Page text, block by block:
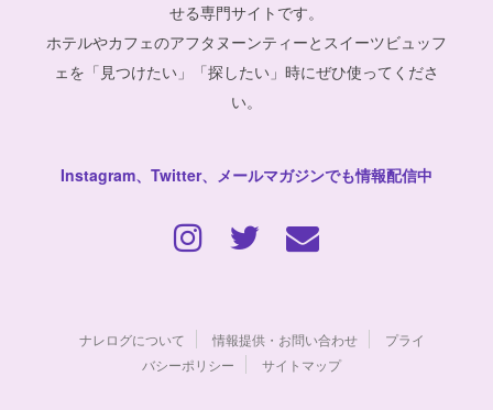
せる専門サイトです。
ホテルやカフェのアフタヌーンティーとスイーツビュッフ
ェを「見つけたい」「探したい」時にぜひ使ってくださ
い。
Instagram、Twitter、メールマガジンでも情報配信中
ナレログについて 情報提供・お問い合わせ
プライ
バシーポリシー
サイトマップ